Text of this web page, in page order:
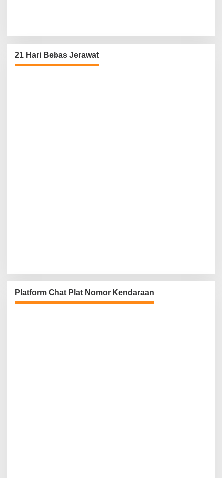
21 Hari Bebas Jerawat
Platform Chat Plat Nomor Kendaraan